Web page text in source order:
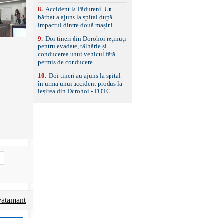
panoramică, geamuri
spate fumurii Carlig de
remorcare Bonus: -
pe mașină. -Ofer și un
set de covorașe din
cauciuc/pvc. -Se vinde
împreună cu un set de
anvelope de iarnă.
8. Accident la Pădureni. Un
bărbat a ajuns la spital după
impactul dintre două mașini
9. Doi tineri din Dorohoi reținuți
pentru evadare, tâlhărie și
conducerea unui vehicul fără
permis de conducere
10. Doi tineri au ajuns la spital
în urma unui accident produs la
ieșirea din Dorohoi - FOTO